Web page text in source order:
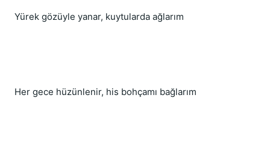
Yürek gözüyle yanar, kuytularda ağlarım
Her gece hüzünlenir, his bohçamı bağlarım